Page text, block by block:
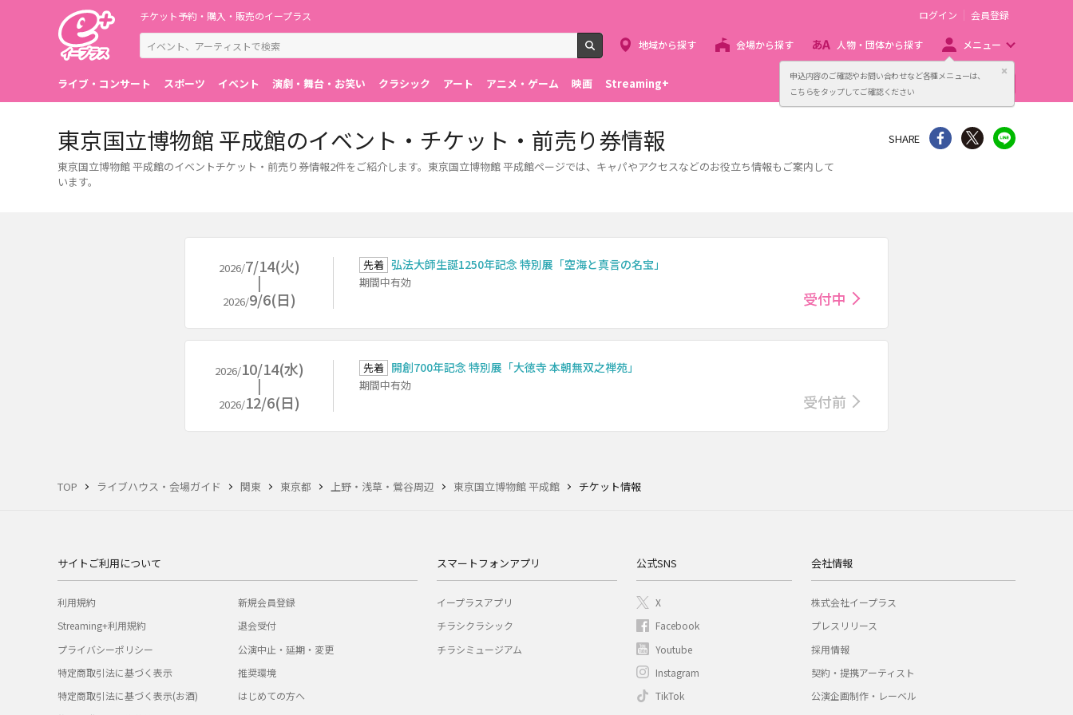
申込内容のご確認やお問い合わせなど各種メニューは、
こちらをタップしてご確認ください
閉じる
チケット予約・購入・販売のイープラス
検索
ログイン 会員登録
地域から探す 会場から探す 人物・団体から探す メニュー
ライブ・コンサート スポーツ イベント 演劇・舞台・お笑い クラシック アート アニメ・ゲーム 映画 Streaming+ 主催者向け販売サービス
TOP ライブハウス・会場ガイド 関東 東京都 上野・浅草・鶯谷周辺 東京国立博物館 平成館 チケット情報
東京国立博物館 平成館のイベント・チケット・前売り券情報
東京国立博物館 平成館のイベントチケット・前売り券情報2件をご紹介します。東京国立博物館 平成館ページでは、キャパやアクセスなどのお役立ち情報もご案内して
います。
SHARE シェア Twitter
2026/7/14(火)
2026/9/6(日)
先着 弘法大師生誕1250年記念 特別展「空海と真言の名宝」
期間中有効
受付中
2026/10/14(水)
2026/12/6(日)
先着 開創700年記念 特別展「大徳寺 本朝無双之禅苑」
期間中有効
受付前
サイトご利用について
利用規約
Streaming+利用規約
プライバシーポリシー
特定商取引法に基づく表示
特定商取引法に基づく表示(お酒)
新規会員登録
退会受付
公演中止・延期・変更
推奨環境
はじめての方へ
スマートフォンアプリ
イープラスアプリ
チラシクラシック
チラシミュージアム
公式SNS
X
Facebook
Youtube
Instagram
TikTok
会社情報
株式会社イープラス
プレスリリース
採用情報
契約・提携アーティスト
公演企画制作・レーベル